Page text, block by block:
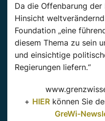
Da die Offenbarung
Hinsicht
Foundation „eine
diesem Thema zu sein
und einsichtige
Regierungen liefern.“
+ HIER können Sie
GreWi-